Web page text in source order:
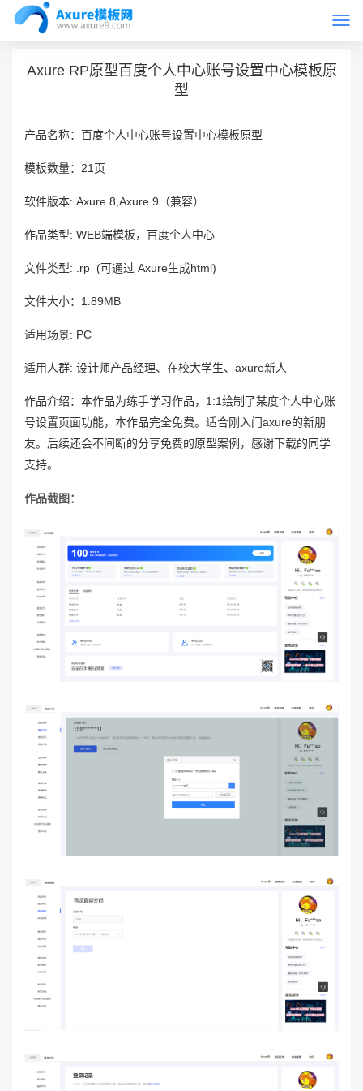
Axure原型模板
Axure RP原型百度个人中心账号设置中心模板原
型
产品名称：百度个人中心账号设置中心模板原型
模板数量：21页
软件版本: Axure 8,Axure 9（兼容）
作品类型: WEB端模板，百度个人中心
文件类型: .rp (可通过 Axure生成html)
文件大小：1.89MB
适用场景: PC
适用人群: 设计师产品经理、在校大学生、axure新人
作品介绍：本作品为练手学习作品，1:1绘制了某度个人中心账
号设置页面功能，本作品完全免费。适合刚入门axure的新朋
友。后续还会不间断的分享免费的原型案例，感谢下载的同学
支持。
作品截图：